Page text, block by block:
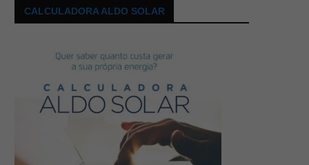
CALCULADORA ALDO SOLAR